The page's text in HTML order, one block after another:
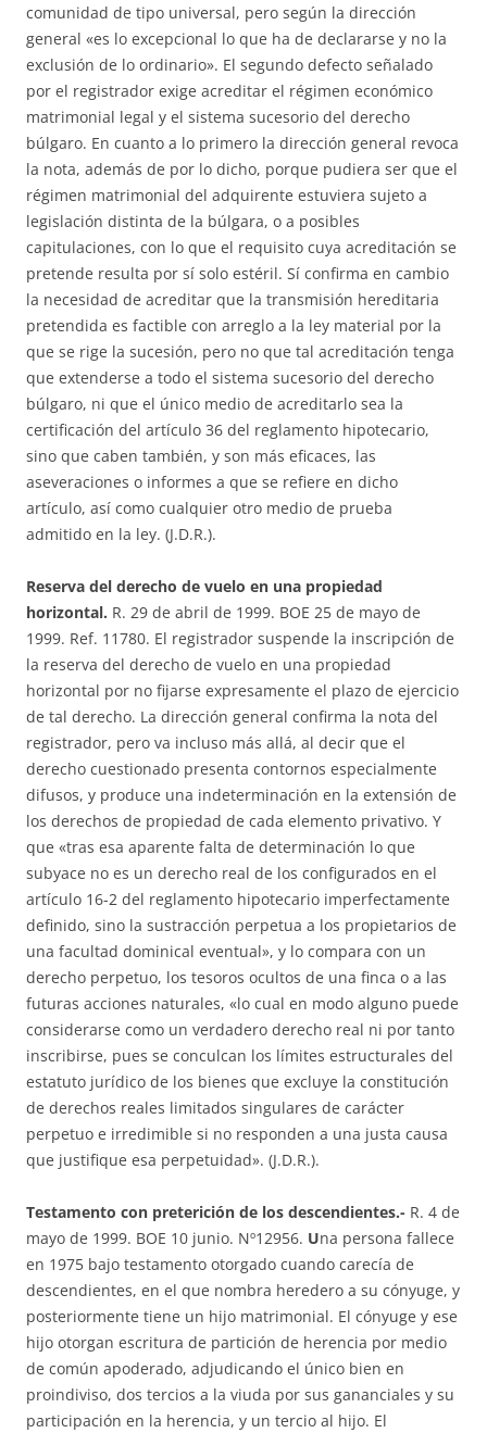
comunidad de tipo universal, pero según la dirección
general «es lo excepcional lo que ha de declararse y no la
exclusión de lo ordinario». El segundo defecto señalado
por el registrador exige acreditar el régimen económico
matrimonial legal y el sistema sucesorio del derecho
búlgaro. En cuanto a lo primero la dirección general revoca
la nota, además de por lo dicho, porque pudiera ser que el
régimen matrimonial del adquirente estuviera sujeto a
legislación distinta de la búlgara, o a posibles
capitulaciones, con lo que el requisito cuya acreditación se
pretende resulta por sí solo estéril. Sí confirma en cambio
la necesidad de acreditar que la transmisión hereditaria
pretendida es factible con arreglo a la ley material por la
que se rige la sucesión, pero no que tal acreditación tenga
que extenderse a todo el sistema sucesorio del derecho
búlgaro, ni que el único medio de acreditarlo sea la
certificación del artículo 36 del reglamento hipotecario,
sino que caben también, y son más eficaces, las
aseveraciones o informes a que se refiere en dicho
artículo, así como cualquier otro medio de prueba
admitido en la ley. (J.D.R.).
Reserva del derecho de vuelo en una propiedad
horizontal. R. 29 de abril de 1999. BOE 25 de mayo de
1999. Ref. 11780. El registrador suspende la inscripción de
la reserva del derecho de vuelo en una propiedad
horizontal por no fijarse expresamente el plazo de ejercicio
de tal derecho. La dirección general confirma la nota del
registrador, pero va incluso más allá, al decir que el
derecho cuestionado presenta contornos especialmente
difusos, y produce una indeterminación en la extensión de
los derechos de propiedad de cada elemento privativo. Y
que «tras esa aparente falta de determinación lo que
subyace no es un derecho real de los configurados en el
artículo 16-2 del reglamento hipotecario imperfectamente
definido, sino la sustracción perpetua a los propietarios de
una facultad dominical eventual», y lo compara con un
derecho perpetuo, los tesoros ocultos de una finca o a las
futuras acciones naturales, «lo cual en modo alguno puede
considerarse como un verdadero derecho real ni por tanto
inscribirse, pues se conculcan los límites estructurales del
estatuto jurídico de los bienes que excluye la constitución
de derechos reales limitados singulares de carácter
perpetuo e irredimible si no responden a una justa causa
que justifique esa perpetuidad». (J.D.R.).
Testamento con preterición de los descendientes.- R. 4 de
mayo de 1999. BOE 10 junio. Nº12956. Una persona fallece
en 1975 bajo testamento otorgado cuando carecía de
descendientes, en el que nombra heredero a su cónyuge, y
posteriormente tiene un hijo matrimonial. El cónyuge y ese
hijo otorgan escritura de partición de herencia por medio
de común apoderado, adjudicando el único bien en
proindiviso, dos tercios a la viuda por sus gananciales y su
participación en la herencia, y un tercio al hijo. El